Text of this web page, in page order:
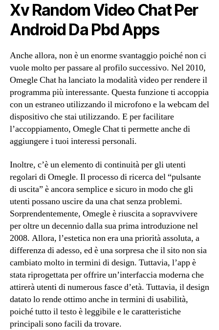
Xv Random Video Chat Per
Android Da Pbd Apps
Anche allora, non è un enorme svantaggio poiché non ci
vuole molto per passare al profilo successivo. Nel 2010,
Omegle Chat ha lanciato la modalità video per rendere il
programma più interessante. Questa funzione ti accoppia
con un estraneo utilizzando il microfono e la webcam del
dispositivo che stai utilizzando. E per facilitare
l’accoppiamento, Omegle Chat ti permette anche di
aggiungere i tuoi interessi personali.
Inoltre, c’è un elemento di continuità per gli utenti
regolari di Omegle. Il processo di ricerca del “pulsante
di uscita” è ancora semplice e sicuro in modo che gli
utenti possano uscire da una chat senza problemi.
Sorprendentemente, Omegle è riuscita a sopravvivere
per oltre un decennio dalla sua prima introduzione nel
2008. Allora, l’estetica non era una priorità assoluta, a
differenza di adesso, ed è una sorpresa che il sito non sia
cambiato molto in termini di design. Tuttavia, l’app è
stata riprogettata per offrire un’interfaccia moderna che
attirerà utenti di numerous fasce d’età. Tuttavia, il design
datato lo rende ottimo anche in termini di usabilità,
poiché tutto il testo è leggibile e le caratteristiche
principali sono facili da trovare.